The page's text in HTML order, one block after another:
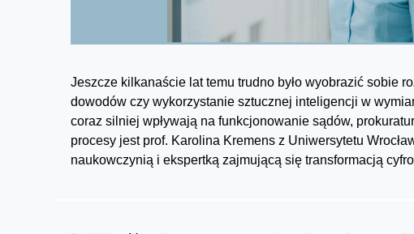
Jeszcze kilkanaście lat temu trudno było wyobrazić sobie
dowodów czy wykorzystanie sztucznej inteligencji w
coraz silniej wpływają na funkcjonowanie sądów,
procesy jest prof. Karolina Kremens z Uniwersytetu
naukowczynią i ekspertką zajmującą się transformacją